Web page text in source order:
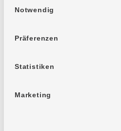
Notwendig
Präferenzen
Statistiken
Marketing
Kontaktformular